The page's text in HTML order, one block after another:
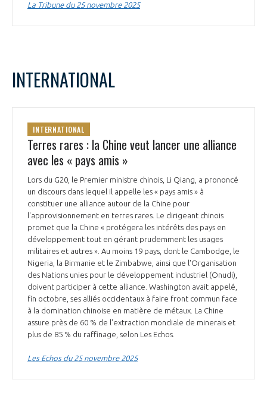
La Tribune du 25 novembre 2025
INTERNATIONAL
INTERNATIONAL
Terres rares : la Chine veut lancer une alliance
avec les « pays amis »
Lors du G20, le Premier ministre chinois, Li Qiang, a prononcé
un discours dans lequel il appelle les « pays amis » à
constituer une alliance autour de la Chine pour
l'approvisionnement en terres rares. Le dirigeant chinois
promet que la Chine « protégera les intérêts des pays en
développement tout en gérant prudemment les usages
militaires et autres ». Au moins 19 pays, dont le Cambodge, le
Nigeria, la Birmanie et le Zimbabwe, ainsi que l'Organisation
des Nations unies pour le développement industriel (Onudi),
doivent participer à cette alliance. Washington avait appelé,
fin octobre, ses alliés occidentaux à faire front commun face
à la domination chinoise en matière de métaux. La Chine
assure près de 60 % de l'extraction mondiale de minerais et
plus de 85 % du raffinage, selon Les Echos.
Les Echos du 25 novembre 2025